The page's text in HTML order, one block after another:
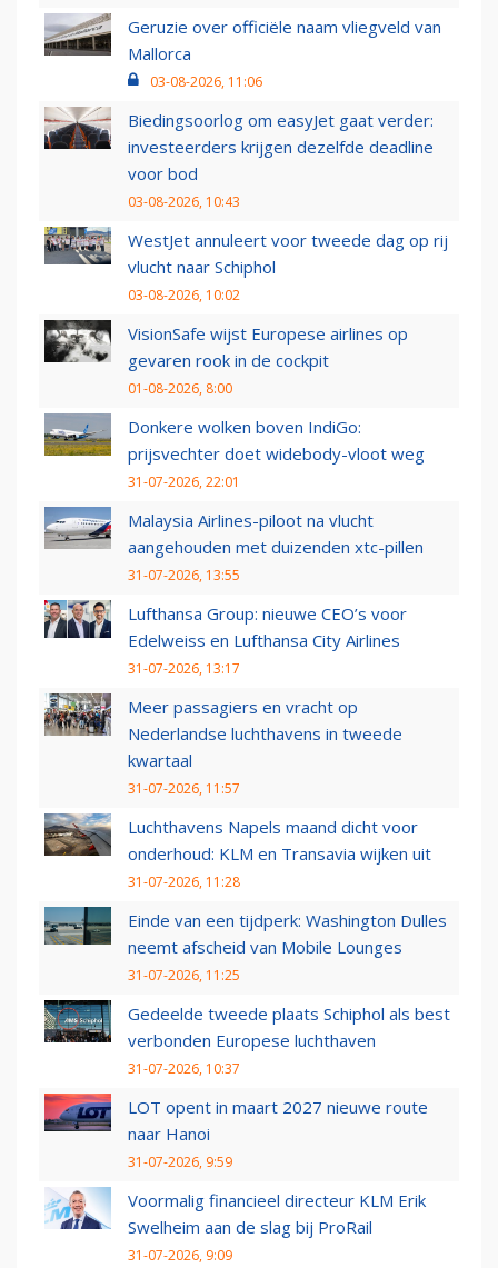
Geruzie over officiële naam vliegveld van
Mallorca
03-08-2026, 11:06
Biedingsoorlog om easyJet gaat verder:
investeerders krijgen dezelfde deadline
voor bod
03-08-2026, 10:43
WestJet annuleert voor tweede dag op rij
vlucht naar Schiphol
03-08-2026, 10:02
VisionSafe wijst Europese airlines op
gevaren rook in de cockpit
01-08-2026, 8:00
Donkere wolken boven IndiGo:
prijsvechter doet widebody-vloot weg
31-07-2026, 22:01
Malaysia Airlines-piloot na vlucht
aangehouden met duizenden xtc-pillen
31-07-2026, 13:55
Lufthansa Group: nieuwe CEO’s voor
Edelweiss en Lufthansa City Airlines
31-07-2026, 13:17
Meer passagiers en vracht op
Nederlandse luchthavens in tweede
kwartaal
31-07-2026, 11:57
Luchthavens Napels maand dicht voor
onderhoud: KLM en Transavia wijken uit
31-07-2026, 11:28
Einde van een tijdperk: Washington Dulles
neemt afscheid van Mobile Lounges
31-07-2026, 11:25
Gedeelde tweede plaats Schiphol als best
verbonden Europese luchthaven
31-07-2026, 10:37
LOT opent in maart 2027 nieuwe route
naar Hanoi
31-07-2026, 9:59
Voormalig financieel directeur KLM Erik
Swelheim aan de slag bij ProRail
31-07-2026, 9:09